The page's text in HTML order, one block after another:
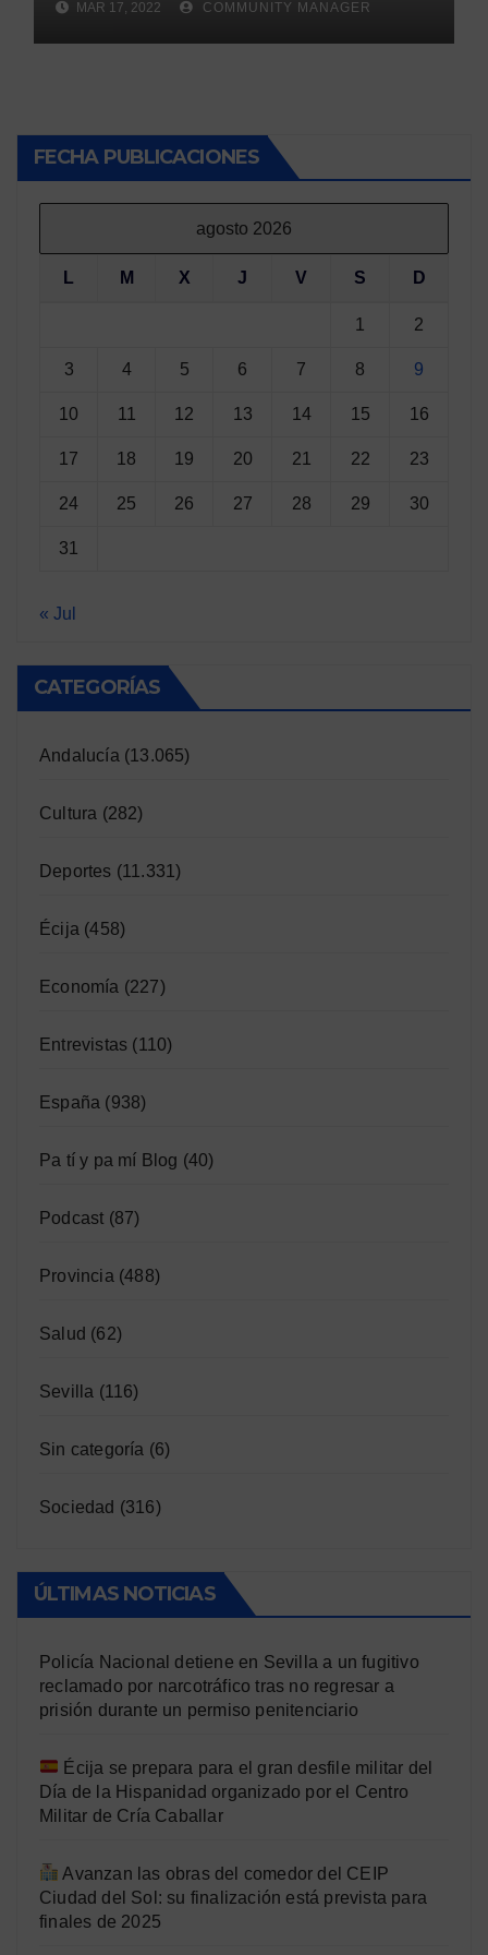
MAR 17, 2022 COMMUNITY MANAGER
FECHA PUBLICACIONES
agosto 2026
L M X J V S D
1 2
3 4 5 6 7 8 9
10 11 12 13 14 15 16
17 18 19 20 21 22 23
24 25 26 27 28 29 30
31
« Jul
CATEGORÍAS
Andalucía (13.065)
Cultura (282)
Deportes (11.331)
Écija (458)
Economía (227)
Entrevistas (110)
España (938)
Pa tí y pa mí Blog (40)
Podcast (87)
Provincia (488)
Salud (62)
Sevilla (116)
Sin categoría (6)
Sociedad (316)
ÚLTIMAS NOTICIAS
Policía Nacional detiene en Sevilla a un fugitivo
reclamado por narcotráfico tras no regresar a
prisión durante un permiso penitenciario
Écija se prepara para el gran desfile militar del
Día de la Hispanidad organizado por el Centro
Militar de Cría Caballar
Avanzan las obras del comedor del CEIP
Ciudad del Sol: su finalización está prevista para
finales de 2025